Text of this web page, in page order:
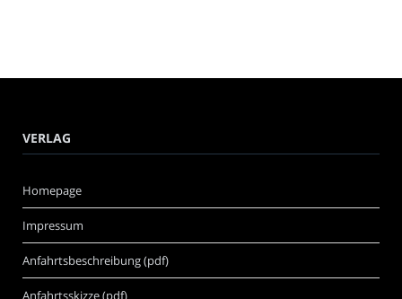
VERLAG
Homepage
Impressum
Anfahrtsbeschreibung (pdf)
Anfahrtsskizze (pdf)